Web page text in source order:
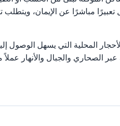
تعبيرًا مباشرًا عن الإيمان،
المحلية التي يسهل الوصول
الصحاري والجبال والأنهار عملاً